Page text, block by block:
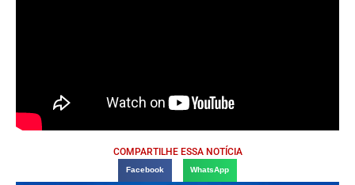
COMPARTILHE ESSA NOTÍCIA
Facebook WhatsApp